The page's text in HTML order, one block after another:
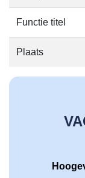
Functie titel
Plaats